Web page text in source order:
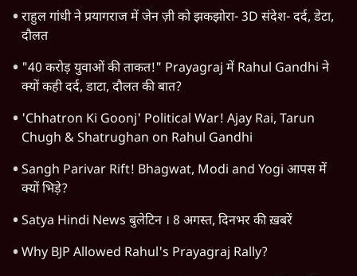
राहुल गांधी ने प्रयागराज में जेन ज़ी को झकझोरा- 3D संदेश- दर्द, डेटा,
दौलत
"40 करोड़ युवाओं की ताकत!" Prayagraj में Rahul Gandhi ने
क्यों कही दर्द, डाटा, दौलत की बात?
'Chhatron Ki Goonj' Political War! Ajay Rai, Tarun
Chugh & Shatrughan on Rahul Gandhi
Sangh Parivar Rift! Bhagwat, Modi and Yogi आपस में
क्यों भिड़े?
Satya Hindi News बुलेटिन । 8 अगस्त, दिनभर की ख़बरें
Why BJP Allowed Rahul's Prayagraj Rally?